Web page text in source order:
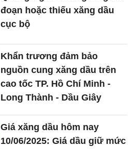
đoạn hoặc thiếu xăng dầu
cục bộ
Khẩn trương đảm bảo
nguồn cung xăng dầu trên
cao tốc TP. Hồ Chí Minh -
Long Thành - Dầu Giây
Giá xăng dầu hôm nay
10/06/2025: Giá dầu giữ mức